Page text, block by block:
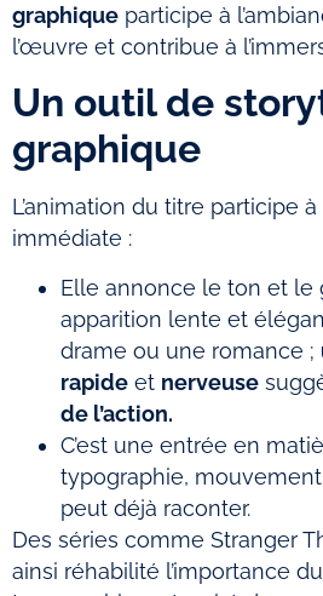
graphique participe à
l’œuvre et contribue à
Un outil de
graphique
L’animation du titre participe à
immédiate :
Elle annonce le ton et le
apparition lente et
drame ou une romance ;
rapide et nerveuse
de l’action.
C’est une entrée en
typographie,
peut déjà raconter.
Des séries comme Stranger
ainsi réhabilité l’importance